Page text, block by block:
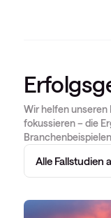
Wir helfen unseren
fokussieren – die
Alle Fallstudien